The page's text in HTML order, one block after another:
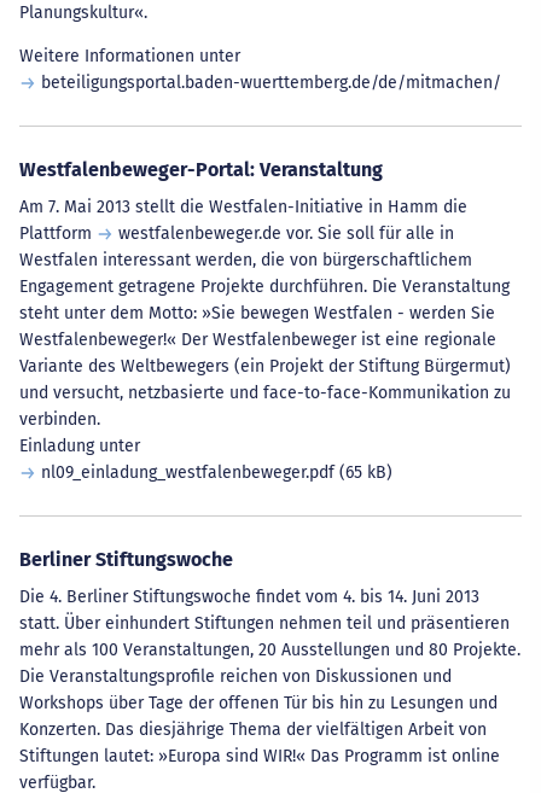
Planungskultur«.
Weitere Informationen unter
beteiligungsportal.baden-wuerttemberg.de/de/mitmachen/
Westfalenbeweger-Portal: Veranstaltung
Am 7. Mai 2013 stellt die Westfalen-Initiative in Hamm die
Plattform
westfalenbeweger.de vor. Sie soll für alle in
Westfalen interessant werden, die von bürgerschaftlichem
Engagement getragene Projekte durchführen. Die Veranstaltung
steht unter dem Motto: »Sie bewegen Westfalen - werden Sie
Westfalenbeweger!« Der Westfalenbeweger ist eine regionale
Variante des Weltbewegers (ein Projekt der Stiftung Bürgermut)
und versucht, netzbasierte und face-to-face-Kommunikation zu
verbinden.
Einladung unter
nl09_einladung_westfalenbeweger.pdf(65 kB)
Berliner Stiftungswoche
Die 4. Berliner Stiftungswoche findet vom 4. bis 14. Juni 2013
statt. Über einhundert Stiftungen nehmen teil und präsentieren
mehr als 100 Veranstaltungen, 20 Ausstellungen und 80 Projekte.
Die Veranstaltungsprofile reichen von Diskussionen und
Workshops über Tage der offenen Tür bis hin zu Lesungen und
Konzerten. Das diesjährige Thema der vielfältigen Arbeit von
Stiftungen lautet: »Europa sind WIR!« Das Programm ist online
verfügbar.